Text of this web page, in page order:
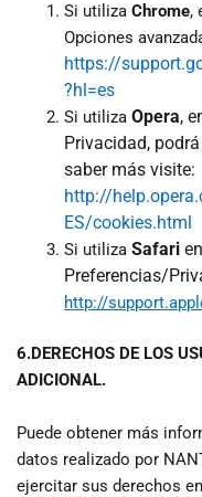
Si utilizaChrome,
Opciones
https://
?hl=es
Si utilizaOpera,
Privacidad,
saber más visite:
http://
ES/cookies.html
Si utilizaSafari
Preferencias/
http://
6.DERECHOS DE LOS
ADICIONAL.
Puede obtener más
datos realizado por
ejercitar sus derechos